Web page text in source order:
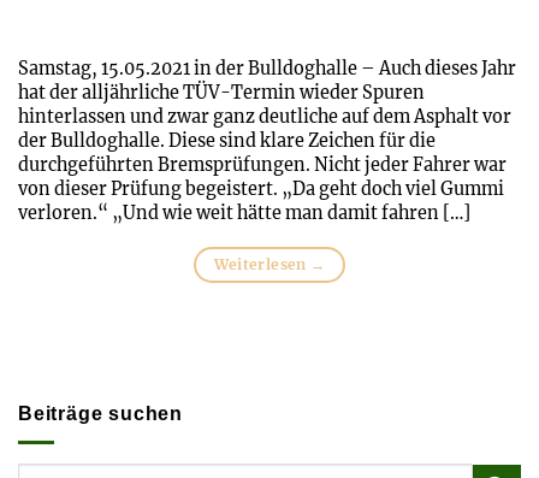
Samstag, 15.05.2021 in der Bulldoghalle – Auch dieses Jahr
hat der alljährliche TÜV-Termin wieder Spuren
hinterlassen und zwar ganz deutliche auf dem Asphalt vor
der Bulldoghalle. Diese sind klare Zeichen für die
durchgeführten Bremsprüfungen. Nicht jeder Fahrer war
von dieser Prüfung begeistert. „Da geht doch viel Gummi
verloren.“ „Und wie weit hätte man damit fahren […]
Weiterlesen →
Beiträge suchen